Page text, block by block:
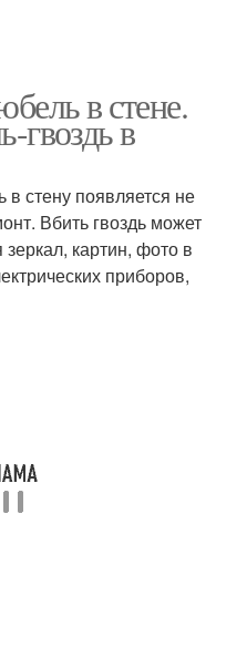
в стене.
гвоздь в
в стену появляется не
Вбить гвоздь может
картин, фото в
приборов,